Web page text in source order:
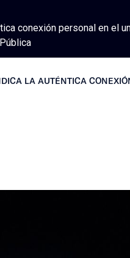
conexión personal en el
LA AUTÉNTICA